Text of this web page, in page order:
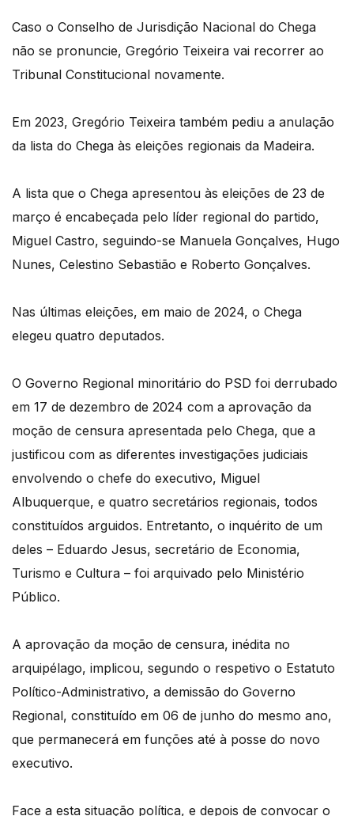
Caso o Conselho de Jurisdição Nacional do Chega
não se pronuncie, Gregório Teixeira vai recorrer ao
Tribunal Constitucional novamente.
Em 2023, Gregório Teixeira também pediu a anulação
da lista do Chega às eleições regionais da Madeira.
A lista que o Chega apresentou às eleições de 23 de
março é encabeçada pelo líder regional do partido,
Miguel Castro, seguindo-se Manuela Gonçalves, Hugo
Nunes, Celestino Sebastião e Roberto Gonçalves.
Nas últimas eleições, em maio de 2024, o Chega
elegeu quatro deputados.
O Governo Regional minoritário do PSD foi derrubado
em 17 de dezembro de 2024 com a aprovação da
moção de censura apresentada pelo Chega, que a
justificou com as diferentes investigações judiciais
envolvendo o chefe do executivo, Miguel
Albuquerque, e quatro secretários regionais, todos
constituídos arguidos. Entretanto, o inquérito de um
deles – Eduardo Jesus, secretário de Economia,
Turismo e Cultura – foi arquivado pelo Ministério
Público.
A aprovação da moção de censura, inédita no
arquipélago, implicou, segundo o respetivo o Estatuto
Político-Administrativo, a demissão do Governo
Regional, constituído em 06 de junho do mesmo ano,
que permanecerá em funções até à posse do novo
executivo.
Face a esta situação política, e depois de convocar o